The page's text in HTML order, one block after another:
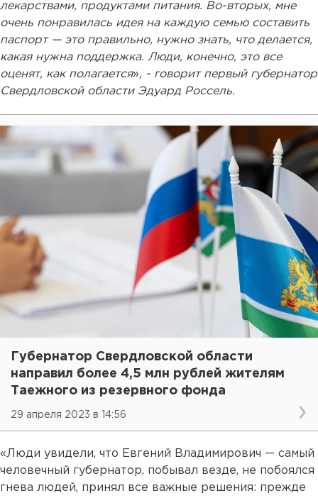
лекарствами, продуктами питания. Во-вторых, мне
очень понравилась идея на каждую семью составить
паспорт — это правильно, нужно знать, что делается,
какая нужна поддержка. Люди, конечно, это все
оценят, как полагается», - говорит первый губернатор
Свердловской области Эдуард Россель.
Губернатор Свердловской области
направил более 4,5 млн рублей жителям
Таежного из резервного фонда
29 апреля 2023 в 14:56
«Люди увидели, что Евгений Владимирович — самый
человечный губернатор, побывал везде, не побоялся
гнева людей, принял все важные решения: прежде